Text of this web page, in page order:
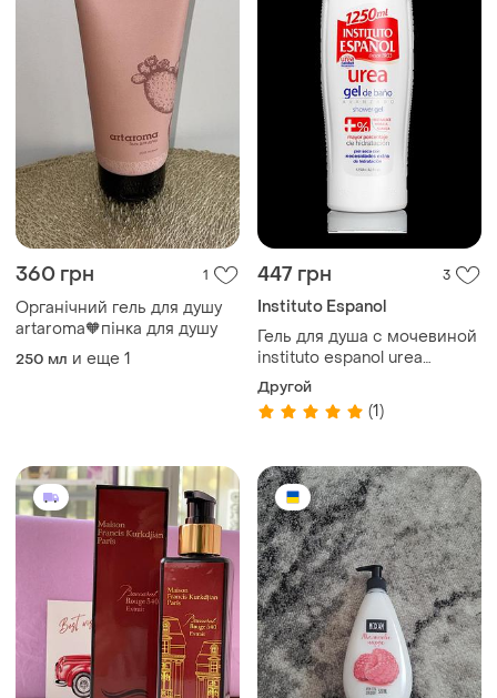
360 грн 1
Органічний гель для душу
artaroma🧡пінка для душу
250 мл и еще 1
447 грн 3
Instituto Espanol
Гель для душа с мочевиной
instituto espanol urea
увлажняющий для сухой
кожи 1250 мл
Другой
(1)